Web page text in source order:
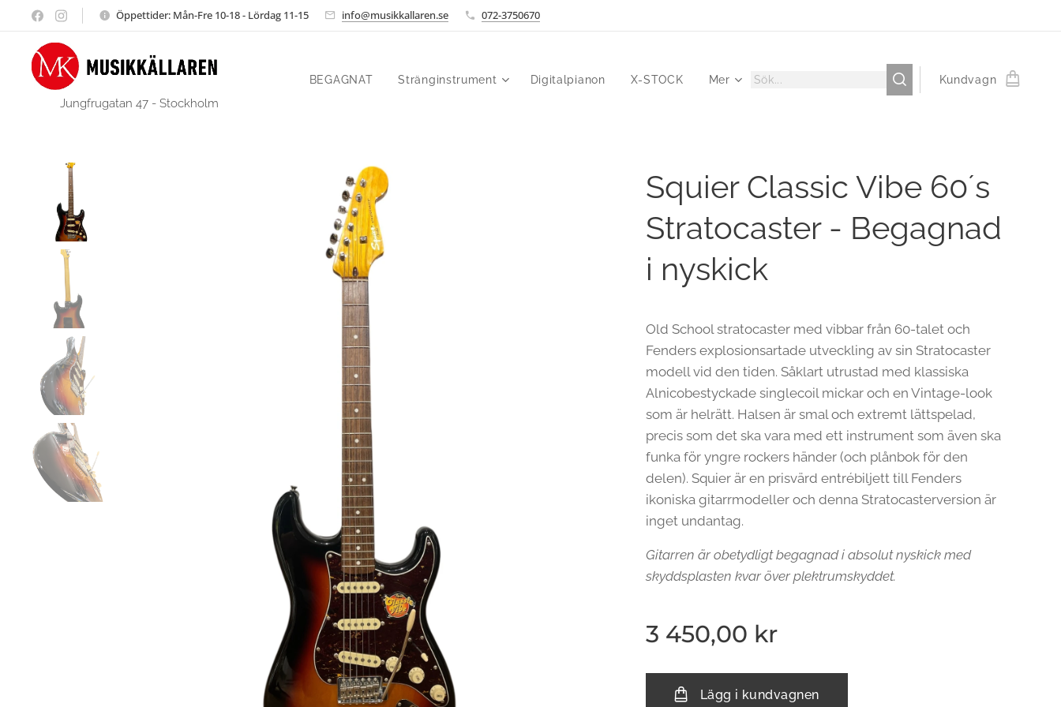
Öppettider: Mån-Fre 10-18 - Lördag 11-15 info@musikkallaren.se 072-3750670
Jungfrugatan 47 - Stockholm
BEGAGNAT Stränginstrument Digitalpianon X-STOCK Mer Kundvagn
Squier Classic Vibe 60´s
Stratocaster - Begagnad
i nyskick
Old School stratocaster med vibbar från 60-talet och
Fenders explosionsartade utveckling av sin Stratocaster
modell vid den tiden. Såklart utrustad med klassiska
Alnicobestyckade singlecoil mickar och en Vintage-look
som är helrätt. Halsen är smal och extremt lättspelad,
precis som det ska vara med ett instrument som även ska
funka för yngre rockers händer (och plånbok för den
delen). Squier är en prisvärd entrébiljett till Fenders
ikoniska gitarrmodeller och denna Stratocasterversion är
inget undantag.
Gitarren är obetydligt begagnad i absolut nyskick med
skyddsplasten kvar över plektrumskyddet.
3 450,00 kr
Lägg i kundvagnen